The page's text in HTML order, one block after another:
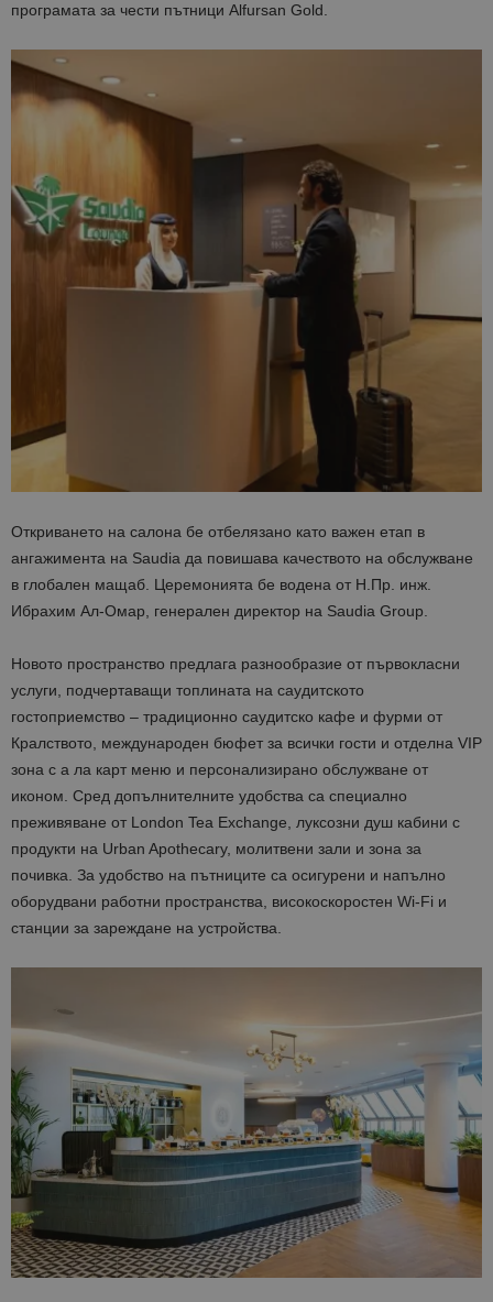
програмата за чести пътници Alfursan Gold.
Откриването на салона бе отбелязано като важен етап в
ангажимента на Saudia да повишава качеството на обслужване
в глобален мащаб. Церемонията бе водена от Н.Пр. инж.
Ибрахим Ал-Омар, генерален директор на Saudia Group.
Новото пространство предлага разнообразие от първокласни
услуги, подчертаващи топлината на саудитското
гостоприемство – традиционно саудитско кафе и фурми от
Кралството, международен бюфет за всички гости и отделна VIP
зона с а ла карт меню и персонализирано обслужване от
иконом. Сред допълнителните удобства са специално
преживяване от London Tea Exchange, луксозни душ кабини с
продукти на Urban Apothecary, молитвени зали и зона за
почивка. За удобство на пътниците са осигурени и напълно
оборудвани работни пространства, високоскоростен Wi-Fi и
станции за зареждане на устройства.